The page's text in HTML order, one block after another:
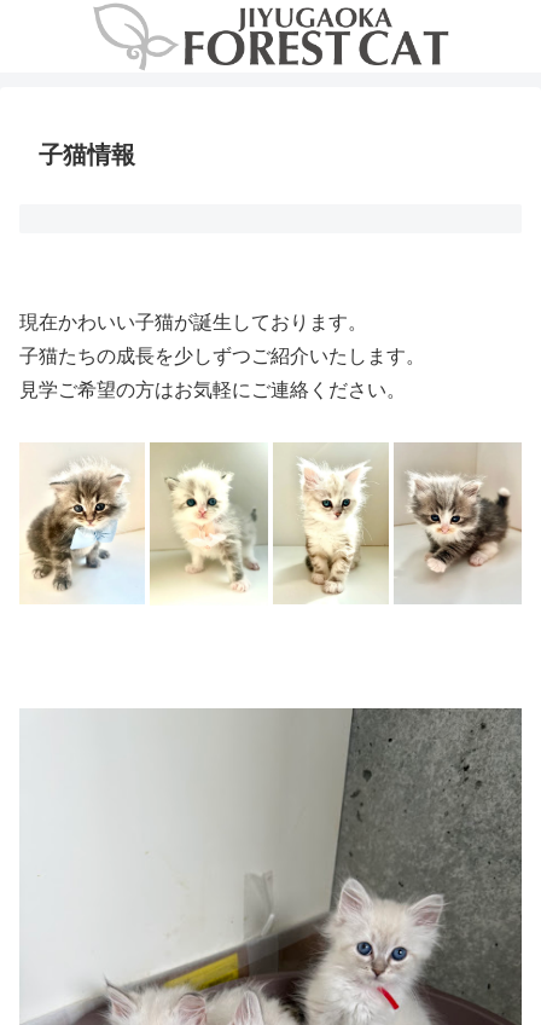
子猫情報
現在かわいい子猫が誕生しております。
子猫たちの成長を少しずつご紹介いたします。
見学ご希望の方はお気軽にご連絡ください。